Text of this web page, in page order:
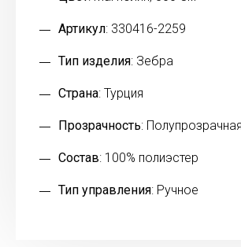
Артикул: 330416-2259
Тип изделия: Зебра
Страна: Турция
Прозрачность: Полупрозрачная
Состав: 100% полиэстер
Тип управления: Ручное